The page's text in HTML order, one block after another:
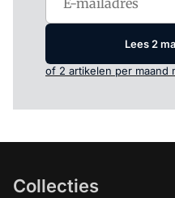
Lees 2
of 2 artikelen per maand
Collecties